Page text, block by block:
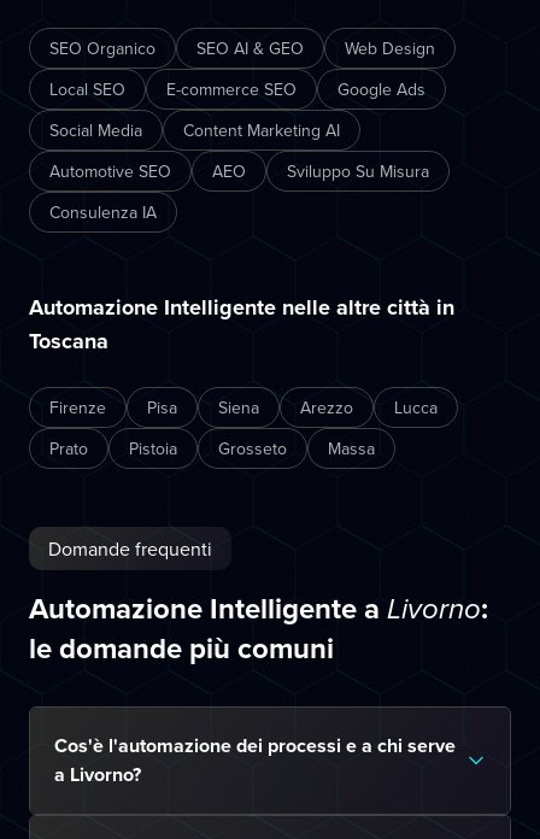
SEO Organico SEO AI & GEO
Web Design
Local SEO
E-commerce SEO
Google Ads
Social Media
Content Marketing AI
Automotive SEO
AEO
Sviluppo Su Misura
Consulenza IA
Automazione Intelligente nelle altre città in
Toscana
Firenze Pisa Siena Arezzo
Lucca
Prato
Pistoia Grosseto Massa
Domande frequenti
Automazione Intelligente a Livorno:
le domande più comuni
Cos'è l'automazione dei processi e a chi serve
a Livorno?